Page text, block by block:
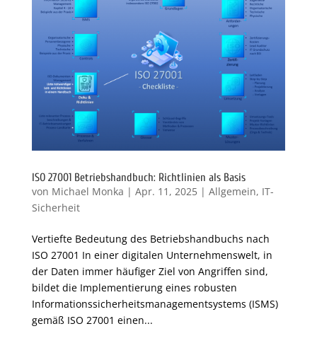
ISO 27001 Betriebshandbuch: Richtlinien als Basis
von Michael Monka | Apr. 11, 2025| Allgemein, IT-
Sicherheit
Vertiefte Bedeutung des Betriebshandbuchs nach
ISO 27001 In einer digitalen Unternehmenswelt, in
der Daten immer häufiger Ziel von Angriffen sind,
bildet die Implementierung eines robusten
Informationssicherheitsmanagementsystems (ISMS)
gemäß ISO 27001 einen...